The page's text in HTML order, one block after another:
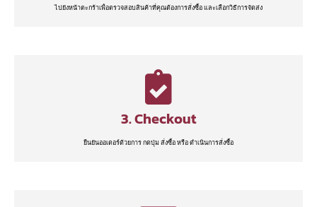
ไปยังหน้าตะกร้าเพื่อตรวจสอบสินค้าที่คุณต้องการสั่งซื้อ และเลือกวิธีการจัดส่ง
3. Checkout
ยืนยันออเดอร์ด้วยการ กดปุ่ม สั่งซื้อ หรือ ดำเนินการสั่งซื้อ